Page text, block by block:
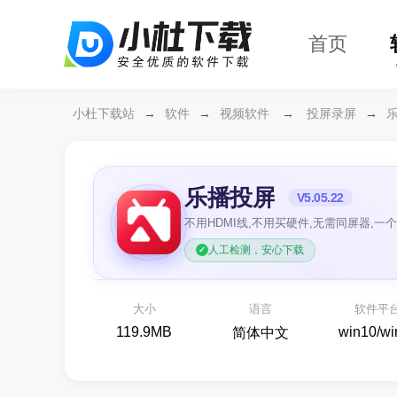
首页
小杜下载站 → 软件 → 视频软件 → 投屏录屏 →
乐播投屏 V5.05.22
不用HDMI线,不用买硬件,无需同屏器,一
人工检测，安心下载
大小
119.9MB
语言
简体中文
软件平
win10/
万兴恢复专家64位
备份还原